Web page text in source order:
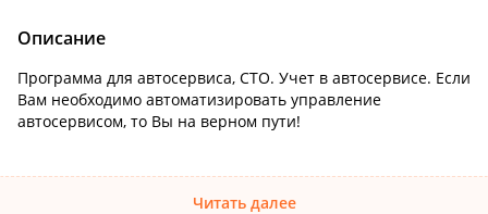
Описание
Программа для автосервиса, СТО. Учет в автосервисе. Если
Вам необходимо автоматизировать управление
автосервисом, то Вы на верном пути!
Читать далее